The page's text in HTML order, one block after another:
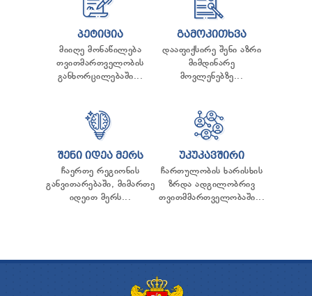
ᲞᲔᲢᲘᲪᲘᲐ
მიიღე მონაწილება
თვითმართველობის
განხორცილებაში...
ᲒᲐᲛᲝᲙᲘᲗᲮᲕᲐ
დააფიქსირე შენი აზრი
მიმდინარე
მოვლენებზე...
ᲨᲔᲜᲘ ᲘᲓᲔᲐ ᲛᲔᲠᲡ
ჩაერთე რეგიონის
განვითარებაში, მიმართე
იდეით მერს...
ᲣᲙᲣᲙᲐᲕᲨᲘᲠᲘ
ჩართულობის ხარისხის
ზრდა ადგილობრივ
თვითმმართველობაში...